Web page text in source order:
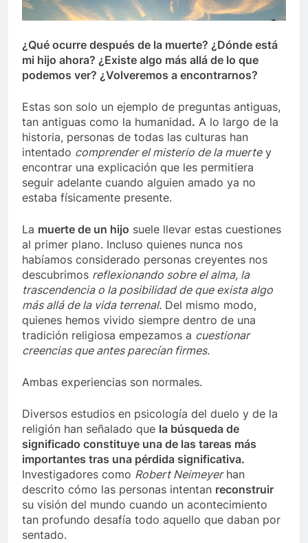
¿Qué ocurre después de la muerte? ¿Dónde está
mi hijo ahora? ¿Existe algo más allá de lo que
podemos ver? ¿Volveremos a encontrarnos?
Estas son solo un ejemplo de preguntas antiguas,
tan antiguas como la humanidad. A lo largo de la
historia, personas de todas las culturas han
intentado comprender el misterio de la muertey
encontrar una explicación que les permitiera
seguir adelante cuando alguien amado ya no
estaba físicamente presente.
La muerte de un hijo suele llevar estas cuestiones
al primer plano. Incluso quienes nunca nos
habíamos considerado personas creyentes nos
descubrimos reflexionando sobre el alma, la
trascendencia o la posibilidad de que exista algo
más allá de la vida terrenal. Del mismo modo,
quienes hemos vivido siempre dentro de una
tradición religiosa empezamos a cuestionar
creencias que antes parecían firmes.
Ambas experiencias son normales.
Diversos estudios en psicología del duelo y de la
religión han señalado que la búsqueda de
significado constituye una de las tareas más
importantes tras una pérdida significativa.
Investigadores como Robert Neimeyerhan
descrito cómo las personas intentan reconstruir
su visión del mundo cuando un acontecimiento
tan profundo desafía todo aquello que daban por
sentado.